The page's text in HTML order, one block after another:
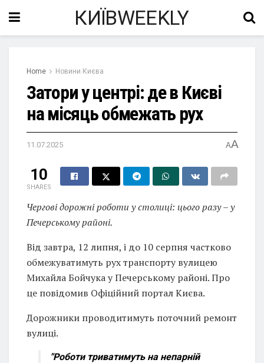
КИЇВWEEKLY
Home Новини Києва
Затори у центрі: де в Києві
на місяць обмежать рух
11.07.2025 AA
10
SHARES
Чергові дорожні роботи у столиці: цього разу – у
Печерському районі.
Від завтра, 12 липня, і до 10 серпня частково
обмежуватимуть рух транспорту вулицею
Михайла Бойчука у Печерському районі. Про
це повідомив Офіційний портал Києва.
Дорожники проводитимуть поточний ремонт
вулиці.
"Роботи триватимуть на непарній